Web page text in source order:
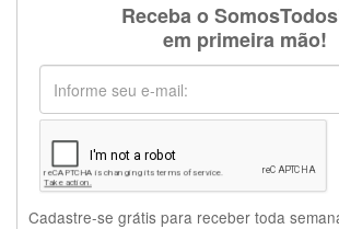
Receba o
em primeira mão!
Cadastre-se grátis para receber toda